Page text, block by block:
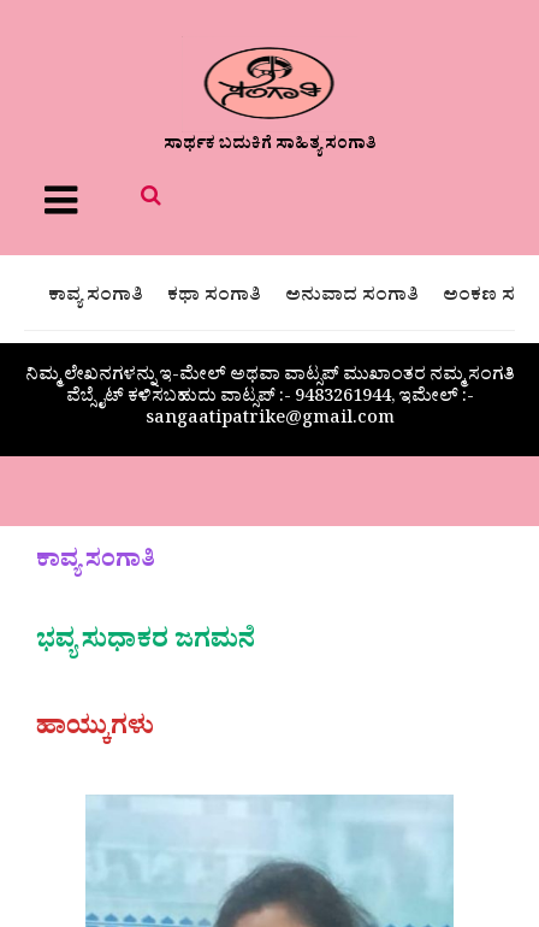
ಸಾರ್ಥಕ ಬದುಕಿಗೆ ಸಾಹಿತ್ಯ ಸಂಗಾತಿ
Menu
ಕಾವ್ಯ ಸಂಗಾತಿ ಕಥಾ ಸಂಗಾತಿ ಅನುವಾದ ಸಂಗಾತಿ ಅಂಕಣ
ನಿಮ್ಮ ಲೇಖನಗಳನ್ನು ಇ-ಮೇಲ್ ಅಥವಾ ವಾಟ್ಸಪ್ ಮುಖಾಂತರ ನಮ್ಮ ಸಂಗತಿ
ವೆಬ್ಸೈಟ್ ಕಳಿಸಬಹುದು ವಾಟ್ಸಪ್‌ :- 9483261944, ಇಮೇಲ್ :-
sangaatipatrike@gmail.com
ಕಾವ್ಯ ಸಂಗಾತಿ
ಭವ್ಯ ಸುಧಾಕರ ಜಗಮನೆ
ಹಾಯ್ಕುಗಳು